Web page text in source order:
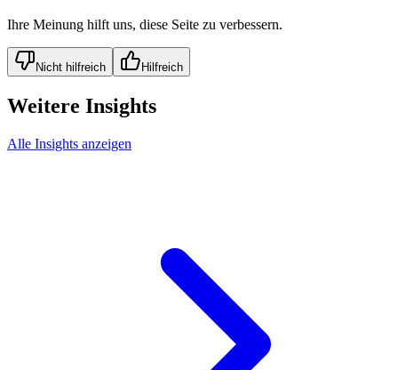
Ihre Meinung hilft uns, diese Seite zu verbessern.
Nicht hilfreich Hilfreich
Weitere Insights
Alle Insights anzeigen